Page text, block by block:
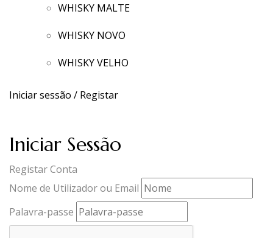
WHISKY MALTE
WHISKY NOVO
WHISKY VELHO
Iniciar sessão / Registar
Iniciar Sessão
Registar Conta
Nome de Utilizador ou Email
Palavra-passe